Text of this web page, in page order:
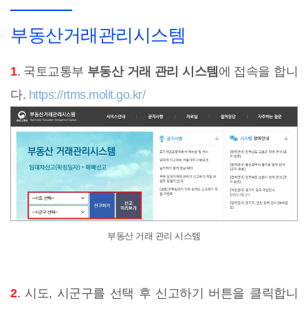
부동산거래관리시스템
1. 국토교통부 부동산 거래 관리 시스템 에 접속을 합니
다. https://rtms.molit.go.kr/
부동산 거래 관리 시스템
2. 시도, 시군구를 선택 후 신고하기 버튼을 클릭합니